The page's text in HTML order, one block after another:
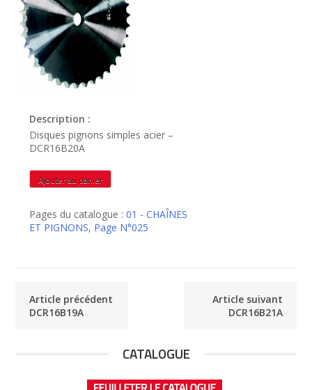
Description :
Disques pignons simples acier –
DCR16B20A
quantité
de
Ajouter au panier
Pages du catalogue :01 - CHAÎNES
ET PIGNONS, Page N°025
Article précédent
DCR16B19A
Article suivant
DCR16B21A
CATALOGUE